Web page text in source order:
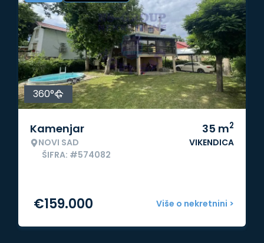
360°
Kamenjar
NOVI SAD
ŠIFRA: #574082
35 m2
VIKENDICA
Više o nekretnini >
€159.000